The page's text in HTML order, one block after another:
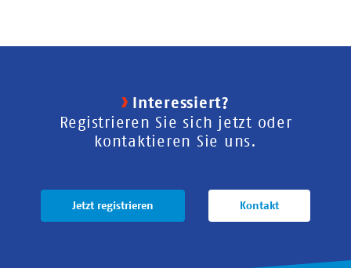
Interessiert?
Registrieren Sie sich jetzt oder
kontaktieren Sie uns.
Jetzt registrieren Kontakt